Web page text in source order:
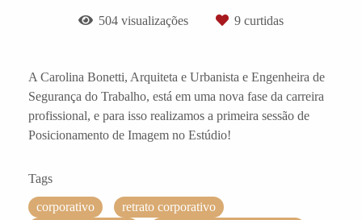
504 visualizações 9 curtidas
A Carolina Bonetti, Arquiteta e Urbanista e Engenheira de
Segurança do Trabalho, está em uma nova fase da carreira
profissional, e para isso realizamos a primeira sessão de
Posicionamento de Imagem no Estúdio!
Tags
corporativo
retrato corporativo